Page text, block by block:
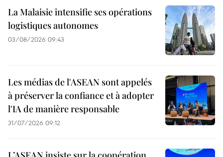
La Malaisie intensifie ses opérations
logistiques autonomes
03/08/2026 09:43
Les médias de l'ASEAN sont appelés
à préserver la confiance et à adopter
l'IA de manière responsable
31/07/2026 09:12